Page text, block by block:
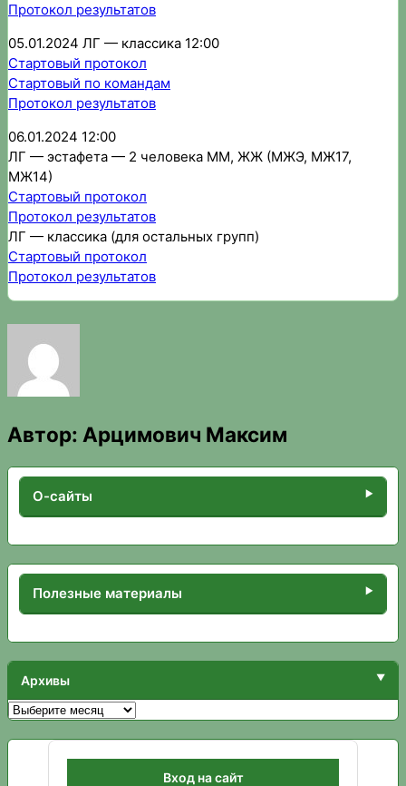
Протокол результатов
05.01.2024 ЛГ — классика 12:00
Стартовый протокол
Стартовый по командам
Протокол результатов
06.01.2024 12:00
ЛГ — эстафета — 2 человека ММ, ЖЖ (МЖЭ, МЖ17,
МЖ14)
Стартовый протокол
Протокол результатов
ЛГ — классика (для остальных групп)
Стартовый протокол
Протокол результатов
Автор: Арцимович Максим
О-сайты
Полезные материалы
Архивы
Архивы
Вход на сайт